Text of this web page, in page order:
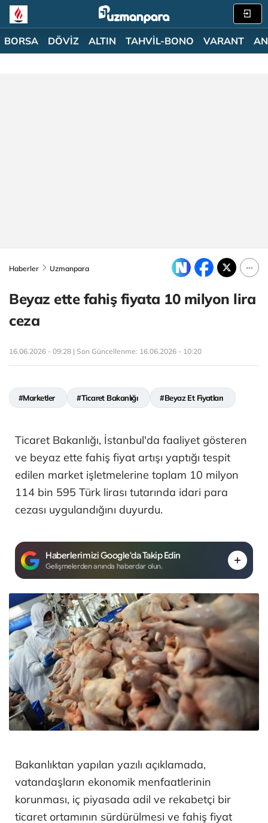
BORSA DÖVİZ ALTIN TAHVİL-BONO VARANT
Haberler Uzmanpara
Beyaz ette fahiş fiyata 10 milyon lira
ceza
16.06.2026 - 09:28 | Son Güncellenme: 16.06.2026 - 10:20
#Marketler #Ticaret Bakanlığı #Beyaz Et Fiyatları
Ticaret Bakanlığı, İstanbul'da faaliyet gösteren
ve beyaz ette fahiş fiyat artışı yaptığı tespit
edilen market işletmelerine toplam 10 milyon
114 bin 595 Türk lirası tutarında idari para
cezası uygulandığını duyurdu.
Haberlerimizi Google'da Takip Edin
Gelişmelerden anında haberdar olun.
Bakanlıktan yapılan yazılı açıklamada,
vatandaşların ekonomik menfaatlerinin
korunması, iç piyasada adil ve rekabetçi bir
ticaret ortamının sürdürülmesi ve fahiş fiyat